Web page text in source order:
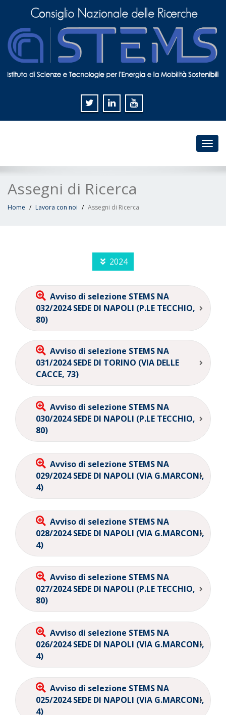
Assegni di Ricerca
Home Lavora con noi Assegni di Ricerca
2024
Avviso di selezione STEMS NA
032/2024 SEDE DI NAPOLI (P.LE TECCHIO,
80)
Avviso di selezione STEMS NA
031/2024 SEDE DI TORINO (VIA DELLE
CACCE, 73)
Avviso di selezione STEMS NA
030/2024 SEDE DI NAPOLI (P.LE TECCHIO,
80)
Avviso di selezione STEMS NA
029/2024 SEDE DI NAPOLI (VIA G.MARCONI,
4)
Avviso di selezione STEMS NA
028/2024 SEDE DI NAPOLI (VIA G.MARCONI,
4)
Avviso di selezione STEMS NA
027/2024 SEDE DI NAPOLI (P.LE TECCHIO,
80)
Avviso di selezione STEMS NA
026/2024 SEDE DI NAPOLI (VIA G.MARCONI,
4)
Avviso di selezione STEMS NA
025/2024 SEDE DI NAPOLI (VIA G.MARCONI,
4)